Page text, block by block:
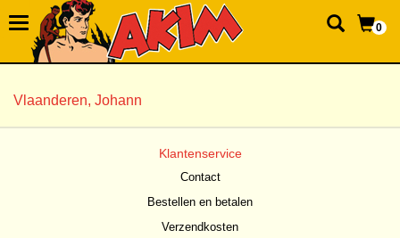
0
Vlaanderen, Johann
Klantenservice
Contact
Bestellen en betalen
Verzendkosten